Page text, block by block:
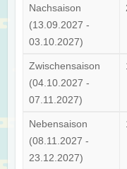
Nachsaison
(13.09.2027 -
03.10.2027)
Zwischensaison
(04.10.2027 -
07.11.2027)
Nebensaison
(08.11.2027 -
23.12.2027)